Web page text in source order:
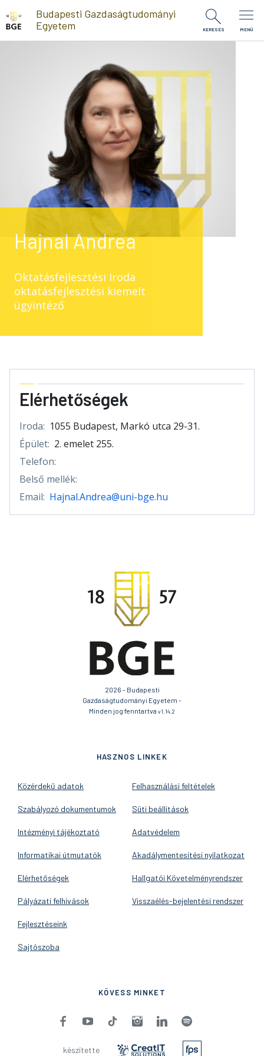
Ugrás a tartalomra
Budapesti Gazdaságtudományi
Egyetem
KERESÉS MENÜ
Hajnal Andrea
Oktatásfejlesztési Iroda
oktatásfejlesztési kiemelt
ügyintéző
Elérhetőségek
Iroda: 1055 Budapest, Markó utca 29-31.
Épület: 2. emelet 255.
Telefon:
Belső mellék:
Email: Hajnal.Andrea@uni-bge.hu
2026 - Budapesti
Gazdaságtudományi Egyetem -
Minden jog fenntartva v1.14.2
HASZNOS LINKEK
Közérdekű adatok
Szabályozó dokumentumok
Intézményi tájékoztató
Informatikai útmutatók
Elérhetőségek
Pályázati felhívások
Fejlesztéseink
Sajtószoba
Felhasználási feltételek
Süti beállítások
Adatvédelem
Akadálymentesítési nyilatkozat
Hallgatói Követelményrendszer
Visszaélés-bejelentési rendszer
KÖVESS MINKET
készítette